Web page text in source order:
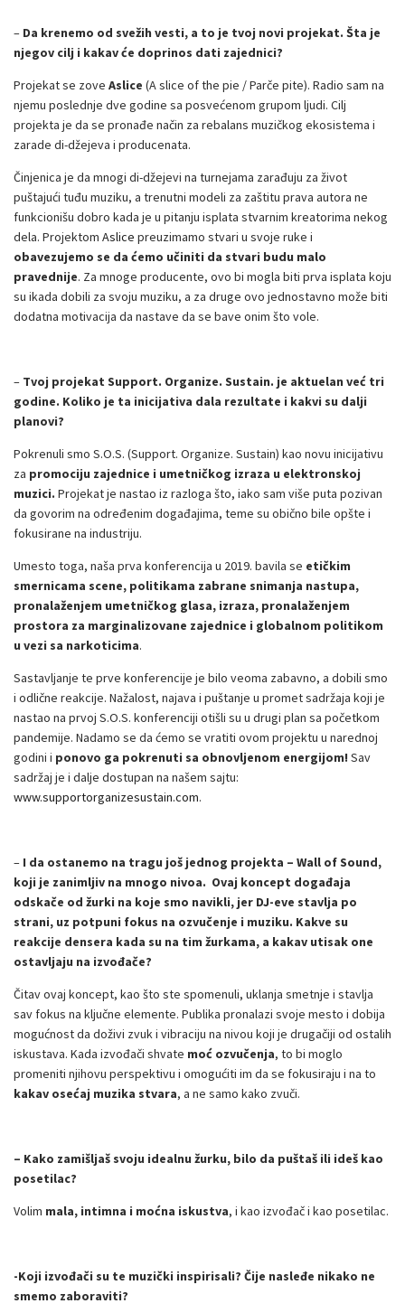
– Da krenemo od svežih vesti, a to je tvoj novi projekat. Šta je
njegov cilj i kakav će doprinos dati zajednici?
Projekat se zove Aslice (A slice of the pie / Parče pite). Radio sam na
njemu poslednje dve godine sa posvećenom grupom ljudi. Cilj
projekta je da se pronađe način za rebalans muzičkog ekosistema i
zarade di-džejeva i producenata.
Činjenica je da mnogi di-džejevi na turnejama zarađuju za život
puštajući tuđu muziku, a trenutni modeli za zaštitu prava autora ne
funkcionišu dobro kada je u pitanju isplata stvarnim kreatorima nekog
dela. Projektom Aslice preuzimamo stvari u svoje ruke i
obavezujemo se da ćemo učiniti da stvari budu malo
pravednije. Za mnoge producente, ovo bi mogla biti prva isplata koju
su ikada dobili za svoju muziku, a za druge ovo jednostavno može biti
dodatna motivacija da nastave da se bave onim što vole.
– Tvoj projekat Support. Organize. Sustain. je aktuelan već tri
godine. Koliko je ta inicijativa dala rezultate i kakvi su dalji
planovi?
Pokrenuli smo S.O.S. (Support. Organize. Sustain) kao novu inicijativu
za promociju zajednice i umetničkog izraza u elektronskoj
muzici. Projekat je nastao iz razloga što, iako sam više puta pozivan
da govorim na određenim događajima, teme su obično bile opšte i
fokusirane na industriju.
Umesto toga, naša prva konferencija u 2019. bavila se etičkim
smernicama scene, politikama zabrane snimanja nastupa,
pronalaženjem umetničkog glasa, izraza, pronalaženjem
prostora za marginalizovane zajednice i globalnom politikom
u vezi sa narkoticima.
Sastavljanje te prve konferencije je bilo veoma zabavno, a dobili smo
i odlične reakcije. Nažalost, najava i puštanje u promet sadržaja koji je
nastao na prvoj S.O.S. konferenciji otišli su u drugi plan sa početkom
pandemije. Nadamo se da ćemo se vratiti ovom projektu u narednoj
godini i ponovo ga pokrenuti sa obnovljenom energijom! Sav
sadržaj je i dalje dostupan na našem sajtu:
www.supportorganizesustain.com.
– I da ostanemo na tragu još jednog projekta – Wall of Sound,
koji je zanimljiv na mnogo nivoa. Ovaj koncept događaja
odskače od žurki na koje smo navikli, jer DJ-eve stavlja po
strani, uz potpuni fokus na ozvučenje i muziku. Kakve su
reakcije densera kada su na tim žurkama, a kakav utisak one
ostavljaju na izvođače?
Čitav ovaj koncept, kao što ste spomenuli, uklanja smetnje i stavlja
sav fokus na ključne elemente. Publika pronalazi svoje mesto i dobija
mogućnost da doživi zvuk i vibraciju na nivou koji je drugačiji od ostalih
iskustava. Kada izvođači shvate moć ozvučenja, to bi moglo
promeniti njihovu perspektivu i omogućiti im da se fokusiraju i na to
kakav osećaj muzika stvara, a ne samo kako zvuči.
– Kako zamišljaš svoju idealnu žurku, bilo da puštaš ili ideš kao
posetilac?
Volim mala, intimna i moćna iskustva, i kao izvođač i kao posetilac.
-Koji izvođači su te muzički inspirisali? Čije nasleđe nikako ne
smemo zaboraviti?